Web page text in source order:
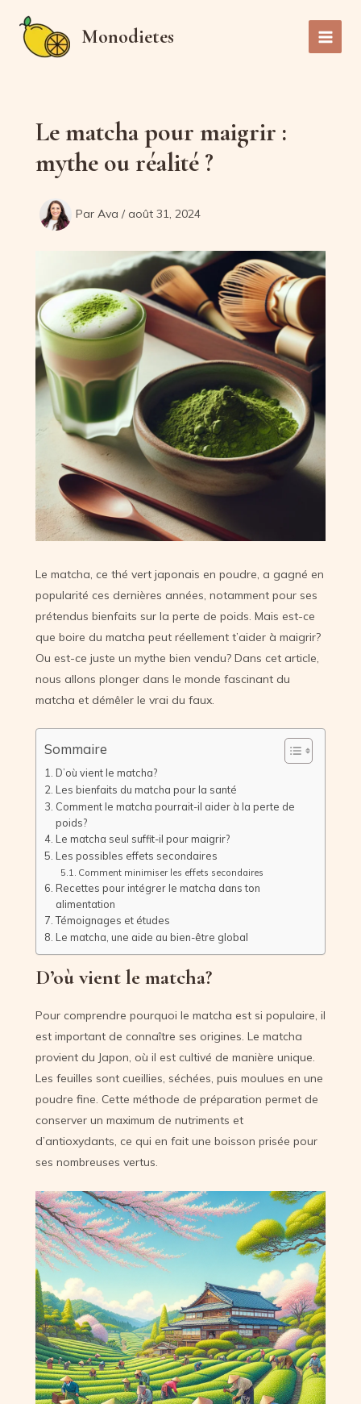
contenu
Monodietes
Main
Le matcha pour maigrir :
mythe ou réalité ?
Par Ava /août 31, 2024
Le matcha, ce thé vert japonais en poudre, a gagné en
popularité ces dernières années, notamment pour ses
prétendus bienfaits sur la perte de poids. Mais est-ce
que boire du matcha peut réellement t’aider à maigrir?
Ou est-ce juste un mythe bien vendu? Dans cet article,
nous allons plonger dans le monde fascinant du
matcha et démêler le vrai du faux.
Sommaire
D’où vient le matcha?
Les bienfaits du matcha pour la santé
Comment le matcha pourrait-il aider à la perte de
poids?
Le matcha seul suffit-il pour maigrir?
Les possibles effets secondaires
Comment minimiser les effets secondaires
Recettes pour intégrer le matcha dans ton
alimentation
Témoignages et études
Le matcha, une aide au bien-être global
D’où vient le matcha?
Pour comprendre pourquoi le matcha est si populaire, il
est important de connaître ses origines. Le matcha
provient du Japon, où il est cultivé de manière unique.
Les feuilles sont cueillies, séchées, puis moulues en une
poudre fine. Cette méthode de préparation permet de
conserver un maximum de nutriments et
d’antioxydants, ce qui en fait une boisson prisée pour
ses nombreuses vertus.